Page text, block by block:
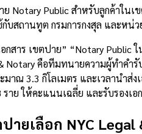
ย Notary Public สำหรับลูกค้าใ
บสถานทูต กรมการกงสุล และห
กสาร เขตปาย” “Notary
Notary คือทีมทนายความผู้ทำค
าณ 3.3 กิโลเมตร และเวลานำส่
ราย ให้คะแนนเฉลี่ย และรับรอง
ายเลือก NYC Legal